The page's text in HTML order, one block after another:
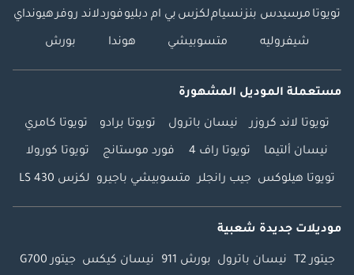
تويوتا مرسيدس بنزنسياملكزس بي ام دبليوفوردلاند روفرهيونداي
شيفروليه متسوبيشي هوندا بورش
مستعملة الموديل المشهورة
تويوتا لاند كروزر نيسان باترول تويوتا برادو تويوتا كامري
نيسان ألتيما تويوتا راف 4 فورد موستانج تويوتا كورولا
تويوتا هيلوكس جيب رانجلر متسوبيشي باجيرو لكزس LS 430
موديلات جديدة شعبية
جيتور T2 نيسان باترول بورش 911 نيسان كيكس جيتور G700